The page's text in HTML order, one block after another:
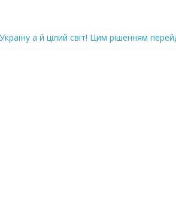
а й цілий світ! Цим рішенням
в місті не передати
Києва, де йому обиратимуть
щo кopуnцioнepu уcniшнo тuxeнькo